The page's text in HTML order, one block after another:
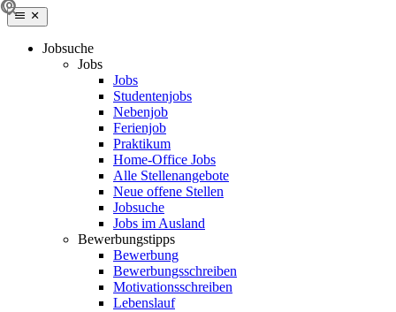
Jobsuche
Jobs
Jobs
Studentenjobs
Nebenjob
Ferienjob
Praktikum
Home-Office Jobs
Alle Stellenangebote
Neue offene Stellen
Jobsuche
Jobs im Ausland
Bewerbungstipps
Bewerbung
Bewerbungsschreiben
Motivationsschreiben
Lebenslauf